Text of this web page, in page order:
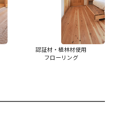
認証材・植林材使用
フローリング